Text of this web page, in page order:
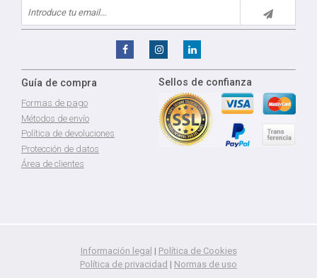
Guía de compra
Formas de pago
Métodos de envío
Política de devoluciones
Protección de datos
Área de clientes
Sellos de confianza
Información legal | Política de Cookies
Política de privacidad | Normas de uso